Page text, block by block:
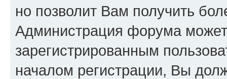
но позволит Вам получить
Администрация форума может
зарегистрированным
началом регистрации, Вы